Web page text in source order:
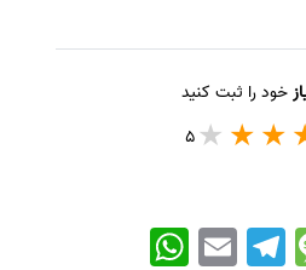
خود را ثبت کنید
5
WhatsApp EmailTelegram